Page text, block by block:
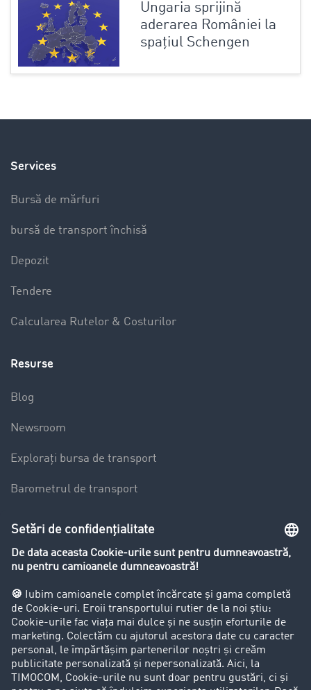
Ungaria sprijină
aderarea României la
spațiul Schengen
Services
Bursă de mărfuri
bursă de transport închisă
Depozit
Tendere
Calcularea Rutelor & Costurilor
Resurse
Blog
Newsroom
Explorați bursa de transport
Barometrul de transport
Restricții de circulație pentru autocamioane
Firma
Success Stories
Clienții aduc clienți